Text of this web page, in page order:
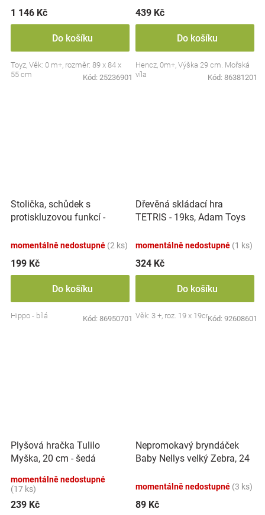
1 146 Kč
Do košíku
Toyz, Věk: 0 m+, rozměr: 89 x 84 x
55 cm
Kód: 25236901
439 Kč
Do košíku
Hencz, 0m+, Výška 29 cm. Mořská
víla
Kód: 86381201
Stolička, schůdek s
protiskluzovou funkcí -
momentálně nedostupné (2 ks)
199 Kč
Do košíku
Hippo - bílá Kód: 86950701
Dřevěná skládací hra
TETRIS - 19ks, Adam Toys
momentálně nedostupné (1 ks)
324 Kč
Do košíku
Věk: 3 +, roz. 19 x 19cmKód: 92608601
Plyšová hračka Tulilo
Myška, 20 cm - šedá
momentálně nedostupné
(17 ks)
239 Kč
Nepromokavý bryndáček
Baby Nellys velký Zebra, 24
momentálně nedostupné (3 ks)
89 Kč